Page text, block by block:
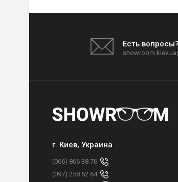
Есть вопросы?
г. Киев, Украина
(066) 866 38 76
(097) 258 52 64